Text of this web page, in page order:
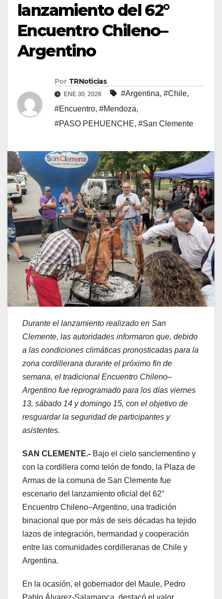
lanzamiento del 62°
Encuentro Chileno–
Argentino
Por TRNoticias
ENE 30, 2026 #Argentina, #Chile,
#Encuentro, #Mendoza,
#PASO PEHUENCHE, #San Clemente
Durante el lanzamiento realizado en San
Clemente, las autoridades informaron que, debido
a las condiciones climáticas pronosticadas para la
zona cordillerana durante el próximo fin de
semana, el tradicional Encuentro Chileno–
Argentino fue reprogramado para los días viernes
13, sábado 14 y domingo 15, con el objetivo de
resguardar la seguridad de participantes y
asistentes.
SAN CLEMENTE.- Bajo el cielo sanclementino y
con la cordillera como telón de fondo, la Plaza de
Armas de la comuna de San Clemente fue
escenario del lanzamiento oficial del 62°
Encuentro Chileno–Argentino, una tradición
binacional que por más de seis décadas ha tejido
lazos de integración, hermandad y cooperación
entre las comunidades cordilleranas de Chile y
Argentina.
En la ocasión, el gobernador del Maule, Pedro
Pablo Álvarez-Salamanca, destacó el valor